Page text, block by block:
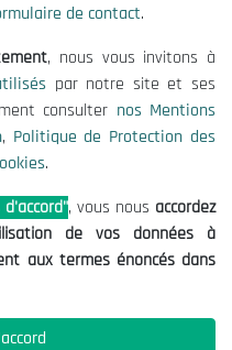
?
de contact.
, nous vous invitons à
par notre site et ses
consulter nos Mentions
, Politique de Protection des
.
, vous nous accordez
de vos données à
aux termes énoncés dans